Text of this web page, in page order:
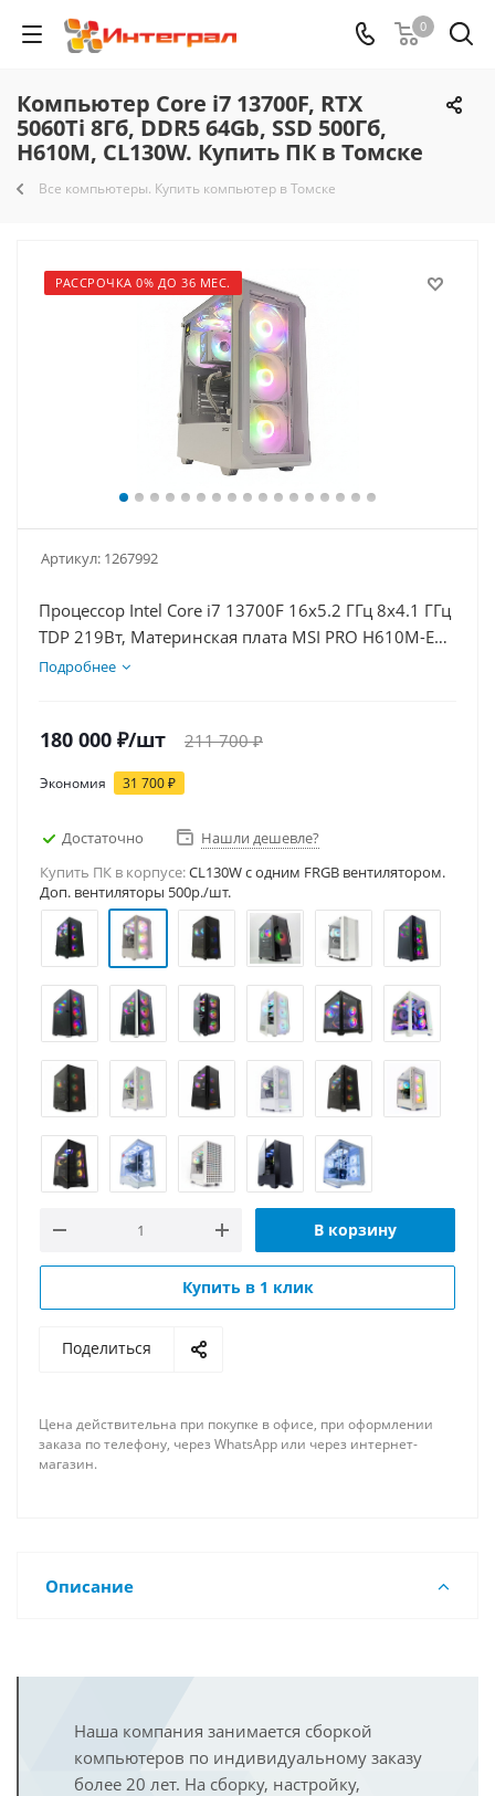
0
Компьютер Core i7 13700F, RTX
5060Ti 8Гб, DDR5 64Gb, SSD 500Гб,
H610M, CL130W. Купить ПК в Томске
Все компьютеры. Купить компьютер в Томске
РАССРОЧКА 0% ДО 36 МЕС.
Артикул: 1267992
Процессор Intel Core i7 13700F 16x5.2 ГГц 8x4.1 ГГц
TDP 219Вт, Материнская плата MSI PRO H610M-E
D5, Видеокарта RTX 5060Ti 8Гб, Память
Подробнее
180 000 ₽/шт 211 700₽
Экономия 31 700₽
Достаточно
Нашли дешевле?
Купить ПК в корпусе:CL130W c одним FRGB вентилятором.
Доп. вентиляторы 500р./шт.
В корзину
Купить в 1 клик
Поделиться
Цена действительна при покупке в офисе, при оформлении
заказа по телефону, через WhatsApp или через интернет-
магазин.
Описание
Наша компания занимается сборкой
компьютеров по индивидуальному заказу
более 20 лет. На сборку, настройку,